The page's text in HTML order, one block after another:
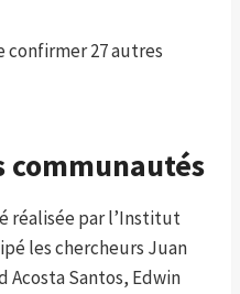
confirmer 27 autres
communautés
réalisée par l’Institut
les chercheurs Juan
Acosta Santos, Edwin